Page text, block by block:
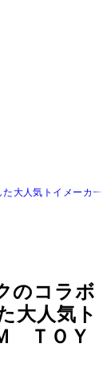
大人気トイメーカ
のコラボ
大人気ト
ＴＯＹ